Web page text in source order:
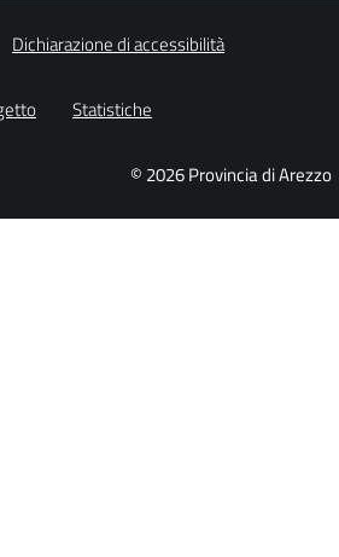
Dichiarazione di accessibilità
Statistiche
© 2026 Provincia di Arezzo